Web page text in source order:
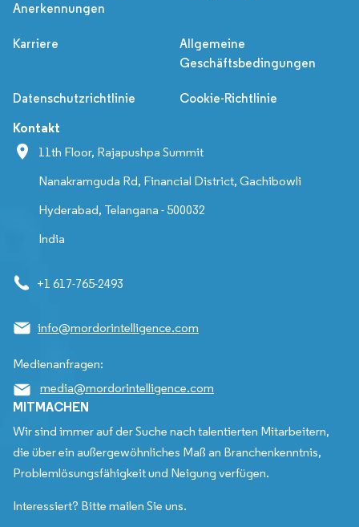
Anerkennungen
Karriere
Allgemeine
Geschäftsbedingungen
Datenschutzrichtlinie Cookie-Richtlinie
Kontakt
11th Floor, Rajapushpa Summit
Nanakramguda Rd, Financial District, Gachibowli
Hyderabad, Telangana - 500032
India
+1 617-765-2493
info@mordorintelligence.com
Medienanfragen:
media@mordorintelligence.com
MITMACHEN
Wir sind immer auf der Suche nach talentierten Mitarbeitern,
die über ein außergewöhnliches Maß an Branchenkenntnis,
Problemlösungsfähigkeit und Neigung verfügen.
Interessiert? Bitte mailen Sie uns.